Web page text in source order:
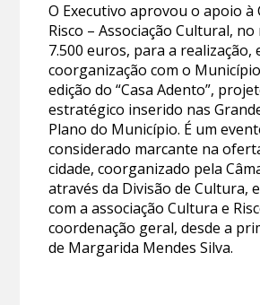
O Executivo aprovou o apoio à
Risco – Associação Cultural,
7.500 euros, para a realização,
coorganização com o
edição do “Casa Adento”,
estratégico inserido nas
Plano do Município. É um
considerado marcante na
cidade, coorganizado pela
através da Divisão de Cultura,
com a associação Cultura e
coordenação geral, desde a
de Margarida Mendes Silva.